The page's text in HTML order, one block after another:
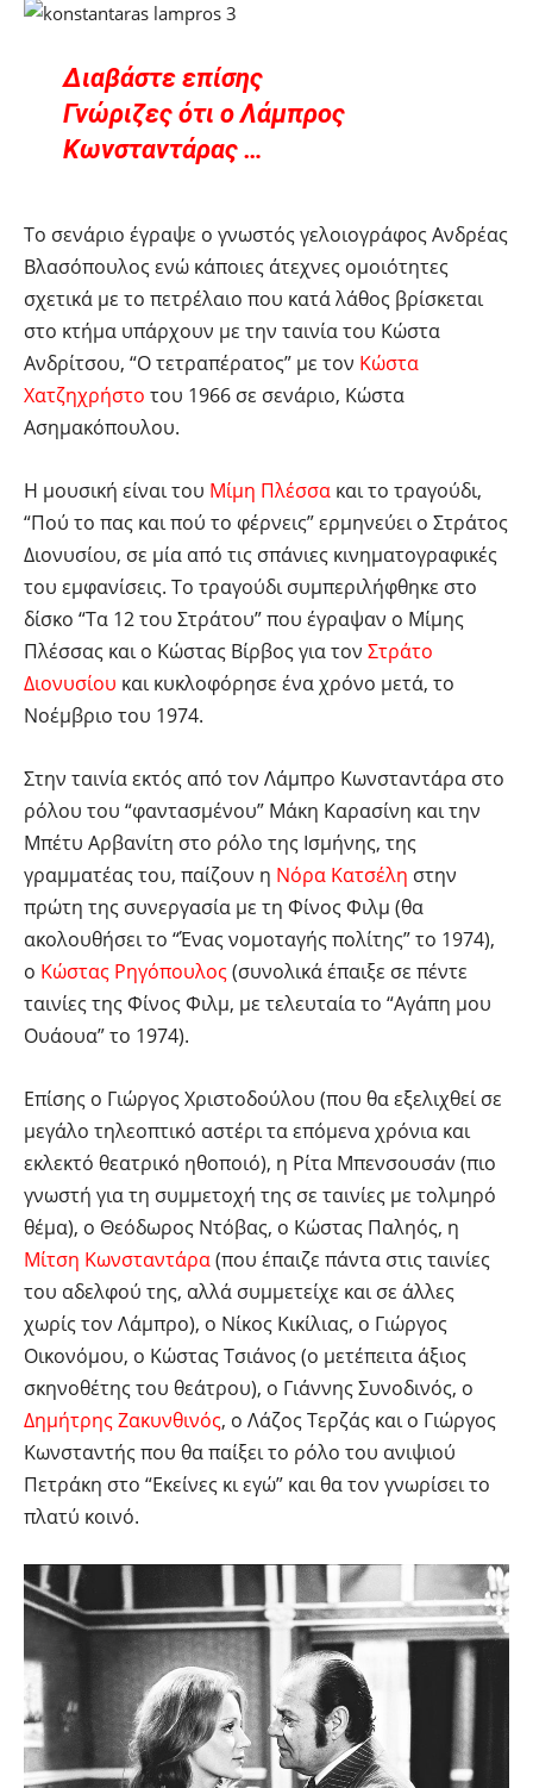
Διαβάστε επίσης
Γνώριζες ότι ο Λάμπρος
Κωνσταντάρας …
Το σενάριο έγραψε ο γνωστός γελοιογράφος Ανδρέας
Βλασόπουλος ενώ κάποιες άτεχνες ομοιότητες
σχετικά με το πετρέλαιο που κατά λάθος βρίσκεται
στο κτήμα υπάρχουν με την ταινία του Κώστα
Ανδρίτσου, “Ο τετραπέρατος” με τον Κώστα
Χατζηχρήστο του 1966 σε σενάριο, Κώστα
Ασημακόπουλου.
Η μουσική είναι του Μίμη Πλέσσα και το τραγούδι,
“Πού το πας και πού το φέρνεις” ερμηνεύει ο Στράτος
Διονυσίου, σε μία από τις σπάνιες κινηματογραφικές
του εμφανίσεις. Το τραγούδι συμπεριλήφθηκε στο
δίσκο “Τα 12 του Στράτου” που έγραψαν ο Μίμης
Πλέσσας και ο Κώστας Βίρβος για τον Στράτο
Διονυσίου και κυκλοφόρησε ένα χρόνο μετά, το
Νοέμβριο του 1974.
Στην ταινία εκτός από τον Λάμπρο Κωνσταντάρα στο
ρόλου του “φαντασμένου” Μάκη Καρασίνη και την
Μπέτυ Αρβανίτη στο ρόλο της Ισμήνης, της
γραμματέας του, παίζουν η Νόρα Κατσέλη στην
πρώτη της συνεργασία με τη Φίνος Φιλμ (θα
ακολουθήσει το “Ένας νομοταγής πολίτης” το 1974),
ο Κώστας Ρηγόπουλος(συνολικά έπαιξε σε πέντε
ταινίες της Φίνος Φιλμ, με τελευταία το “Αγάπη μου
Ουάουα” το 1974).
Επίσης ο Γιώργος Χριστοδούλου (που θα εξελιχθεί σε
μεγάλο τηλεοπτικό αστέρι τα επόμενα χρόνια και
εκλεκτό θεατρικό ηθοποιό), η Ρίτα Μπενσουσάν (πιο
γνωστή για τη συμμετοχή της σε ταινίες με τολμηρό
θέμα), ο Θεόδωρος Ντόβας, ο Κώστας Παληός, η
Μίτση Κωνσταντάρα(που έπαιζε πάντα στις ταινίες
του αδελφού της, αλλά συμμετείχε και σε άλλες
χωρίς τον Λάμπρο), ο Νίκος Κικίλιας, ο Γιώργος
Οικονόμου, ο Κώστας Τσιάνος (ο μετέπειτα άξιος
σκηνοθέτης του θεάτρου), ο Γιάννης Συνοδινός, ο
Δημήτρης Ζακυνθινός, ο Λάζος Τερζάς και ο Γιώργος
Κωνσταντής που θα παίξει το ρόλο του ανιψιού
Πετράκη στο “Εκείνες κι εγώ” και θα τον γνωρίσει το
πλατύ κοινό.